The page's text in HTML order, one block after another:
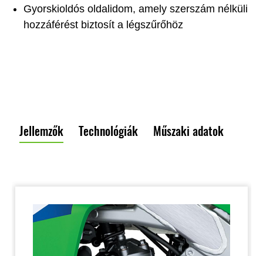
Gyorskioldós oldalidom, amely szerszám nélküli
hozzáférést biztosít a légszűrőhöz
Jellemzők Technológiák Műszaki adatok